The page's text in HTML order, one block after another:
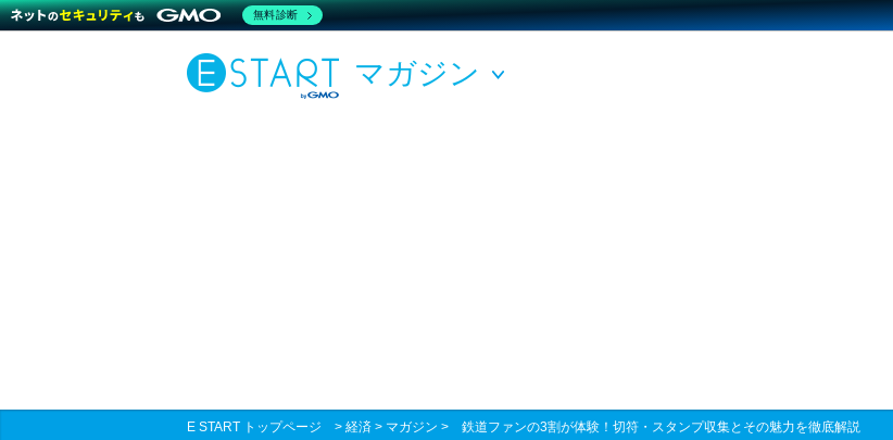
マガジン
E START トップページ > 経済 > マガジン > 鉄道ファンの3割が体験！切符・スタンプ収集とその魅力を徹底解説
無料診断